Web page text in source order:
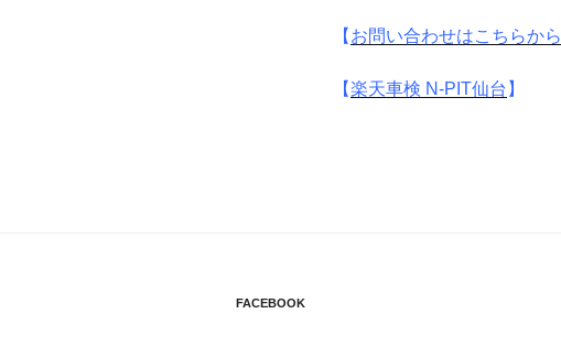
【 お問い合わせはこちらから
【楽天車検 N-PIT仙台 】
FACEBOOK